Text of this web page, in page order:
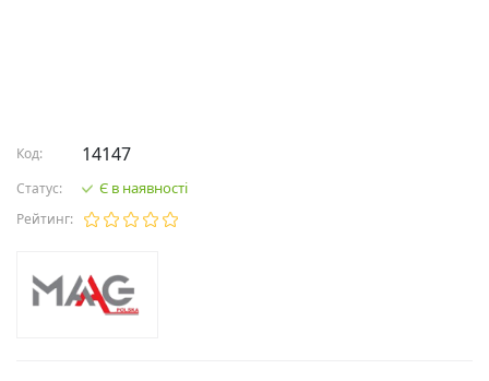
Код: 14147
Статус: Є в наявності
Рейтинг: